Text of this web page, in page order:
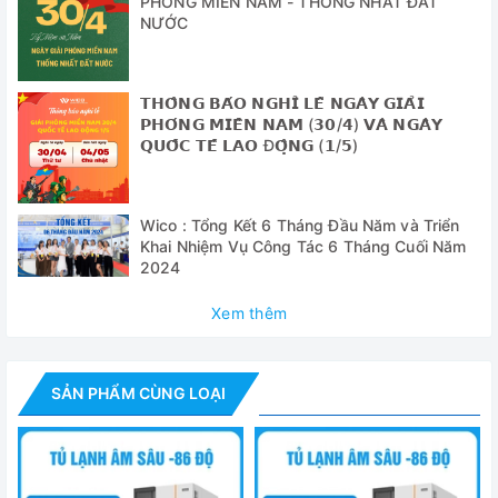
0,1℃.
+ Hiển thị nhiệt độ kỹ thuật số, đồng thời hiển thị nhiệt độ
buồng, điện áp nguồn, nhiệt độ môi trường và các thông số
khác, v.v. Trạng thái hoạt động được hiển thị rõ ràng;
+ Hệ thống lạnh Ứng dụng máy nén Secop (Danfoss), hệ
thống máy nén đơn với môi chất lạnh hỗn hợp giúp giảm
tiếng ồn và cải thiện nhiệt độ làm lạnh đến -86℃ một cách
ổn định và hiệu quả
- Hệ thống cách nhiệt: Độ dày của lớp cách nhiệt cửa ngoài
bằng hoặc lớn hơn 90mm; Độ dày lớp cách nhiệt thân tủ
làm lạnh.
- Hệ thống báo động âm thanh và hình ảnh: Cảnh báo nhiệt
độ cao/thấp, cảnh báo mất điện, cảnh báo pin yếu, cảnh
báo nhiệt độ môi trường cao, cảnh báo lỗi giao tiếp, v.v.
NƯỚC
𝗧𝗛𝗢̂𝗡𝗚 𝗕𝗔́𝗢 𝗡𝗚𝗛𝗜̉ 𝗟𝗘̂̃ 𝗡𝗚𝗔̀𝗬 𝗚𝗜𝗔̉𝗜
𝗣𝗛𝗢́𝗡𝗚 𝗠𝗜𝗘̂̀𝗡 𝗡𝗔𝗠 (𝟯𝟬/𝟰) 𝗩𝗔̀ 𝗡𝗚𝗔̀𝗬
𝗤𝗨𝗢̂́𝗖 𝗧𝗘̂́ 𝗟𝗔𝗢 Đ𝗢̣̂𝗡𝗚 (𝟭/𝟱)
Wico : Tổng Kết 6 Tháng Đầu Năm và Triển
Khai Nhiệm Vụ Công Tác 6 Tháng Cuối Năm
2024
Xem thêm
SẢN PHẨM CÙNG LOẠI